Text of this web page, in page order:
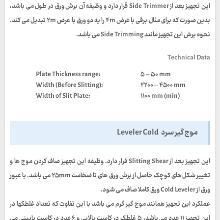
این تجهیز بعد ازSide Trimmerقرار دارد و وظیفه آن برش ورق در طول می باشد،
بدین صورت که برای مثال برقی با عرض۴mرا یه دو ورق با عرض۲mتبدیل می کند.
نحوه برش این تجهیز مانندSide Trimmingمی باشد.
Technical Data
۵ – ۵۰ mm
:Plate Thickness range
۲۲۰۰ – ۴۵۰۰ mm
Width (Before Slitting):
۱۱۰۰ mm (min)
:Width of Slit Plate
موج گیر سرد Leveler Cold
این تجهیز بعد ازSlitting Shearقرار دارد. وظیفه این تجهیز صاف کردن موج ها و
تغییر شکل های کوچک حاصل از برش ورق های تا ضخامت۲۵mmمی باشد. با عبور
ورق ازCold Levelerورق کاملا صاف می شود.
عملکرد این تجهیز همانند موج گیر گرم می باشد با این تفاوت که تعداد غلطکها در